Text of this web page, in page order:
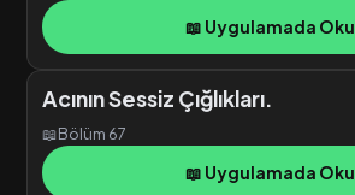
📖 Uygulamada Oku
Acının Sessiz Çığlıkları.
📖Bölüm 67
📖 Uygulamada Oku